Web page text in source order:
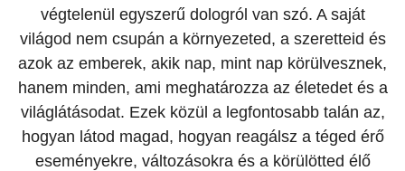
végtelenül egyszerű dologról van szó. A saját
világod nem csupán a környezeted, a szeretteid és
azok az emberek, akik nap, mint nap körülvesznek,
hanem minden, ami meghatározza az életedet és a
világlátásodat. Ezek közül a legfontosabb talán az,
hogyan látod magad, hogyan reagálsz a téged érő
eseményekre, változásokra és a körülötted élő